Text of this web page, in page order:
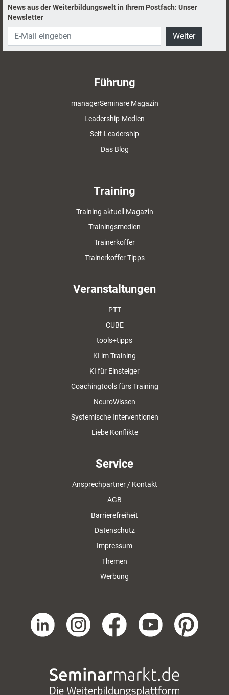
News aus der Weiterbildungswelt in Ihrem Postfach: Unser
Newsletter
Weiter
Führung
managerSeminare Magazin
Leadership-Medien
Self-Leadership
Das Blog
Training
Training aktuell Magazin
Trainingsmedien
Trainerkoffer
Trainerkoffer Tipps
Veranstaltungen
PTT
CUBE
tools+tipps
KI im Training
KI für Einsteiger
Coachingtools fürs Training
NeuroWissen
Systemische Interventionen
Liebe Konflikte
Service
Ansprechpartner / Kontakt
AGB
Barrierefreiheit
Datenschutz
Impressum
Themen
Werbung